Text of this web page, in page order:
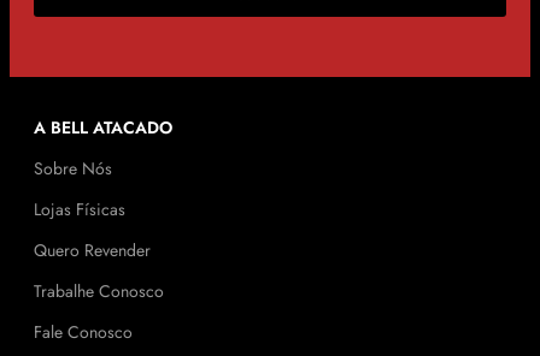
A BELL ATACADO
Sobre Nós
Lojas Físicas
Quero Revender
Trabalhe Conosco
Fale Conosco